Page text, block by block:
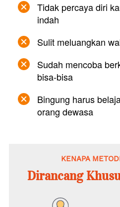
Tidak percaya diri
indah
Sudah mencoba
bisa-bisa
Bingung harus
orang dewasa
KENAPA
Dirancang